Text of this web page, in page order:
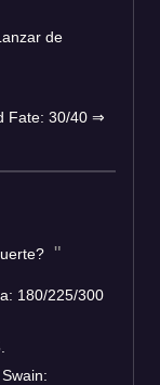
de
Fate: 30/40 ⇒
180/225/300